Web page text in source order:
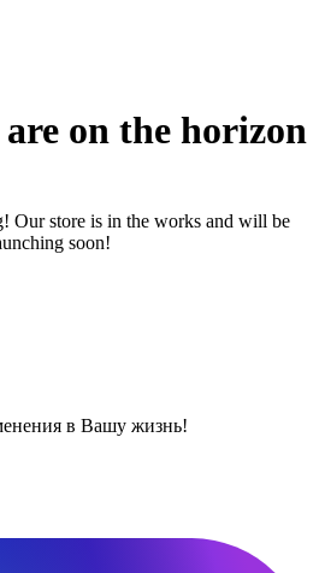
on the horizon
Our store is in the works and will be
soon!
в Вашу жизнь!